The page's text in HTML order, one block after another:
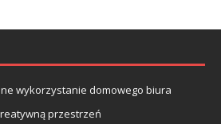
wykorzystanie domowego biura
przestrzeń